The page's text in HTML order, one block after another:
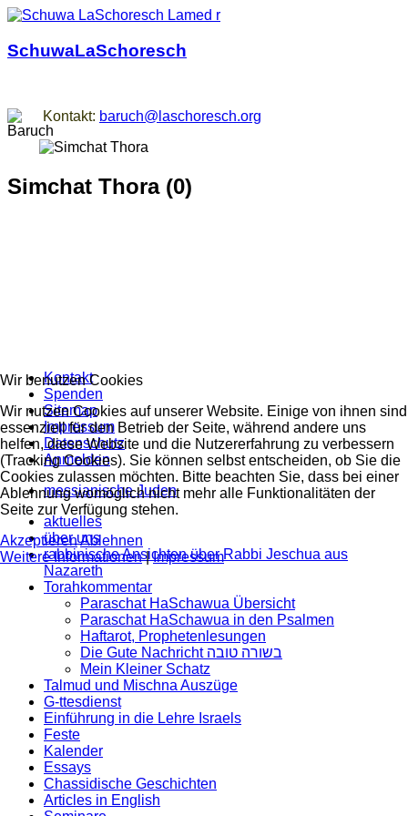
SchuwaLaSchoresch
Kontakt: baruch@laschoresch.org
Simchat Thora (0)
Kontakt
Spenden
Sitemap
Impressum
Datenschutz
Anmelden
messianische Juden
aktuelles
über uns
rabbinische Ansichten über Rabbi Jeschua aus
Nazareth
Torahkommentar
Paraschat HaSchawua Übersicht
Paraschat HaSchawua in den Psalmen
Haftarot, Prophetenlesungen
Die Gute Nachricht בשורה טובה
Mein Kleiner Schatz
Talmud und Mischna Auszüge
G-ttesdienst
Einführung in die Lehre Israels
Feste
Kalender
Essays
Chassidische Geschichten
Articles in English
Wir benutzen Cookies
Wir nutzen Cookies auf unserer Website. Einige von ihnen sind
essenziell für den Betrieb der Seite, während andere uns
helfen, diese Website und die Nutzererfahrung zu verbessern
(Tracking Cookies). Sie können selbst entscheiden, ob Sie die
Cookies zulassen möchten. Bitte beachten Sie, dass bei einer
Ablehnung womöglich nicht mehr alle Funktionalitäten der
Seite zur Verfügung stehen.
AkzeptierenAblehnen
Weitere Informationen|Impressum